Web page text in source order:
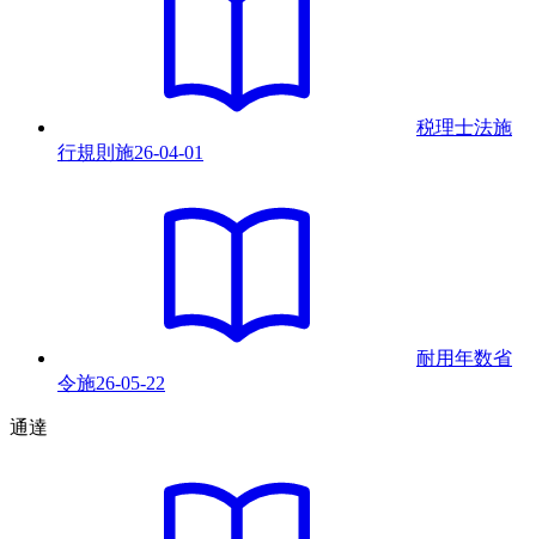
税理士法施
行規則 施26-04-01
耐用年数省
令施26-05-22
通達